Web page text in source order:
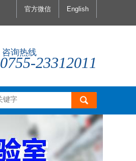
官方微信 English
咨询热线
0755-23312011